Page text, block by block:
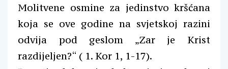
Molitvene osmine za jedinstvo kršćana
koja se ove godine na svjetskoj razini
odvija pod geslom „Zar je Krist
razdijeljen?“ ( 1. Kor 1, 1-17).